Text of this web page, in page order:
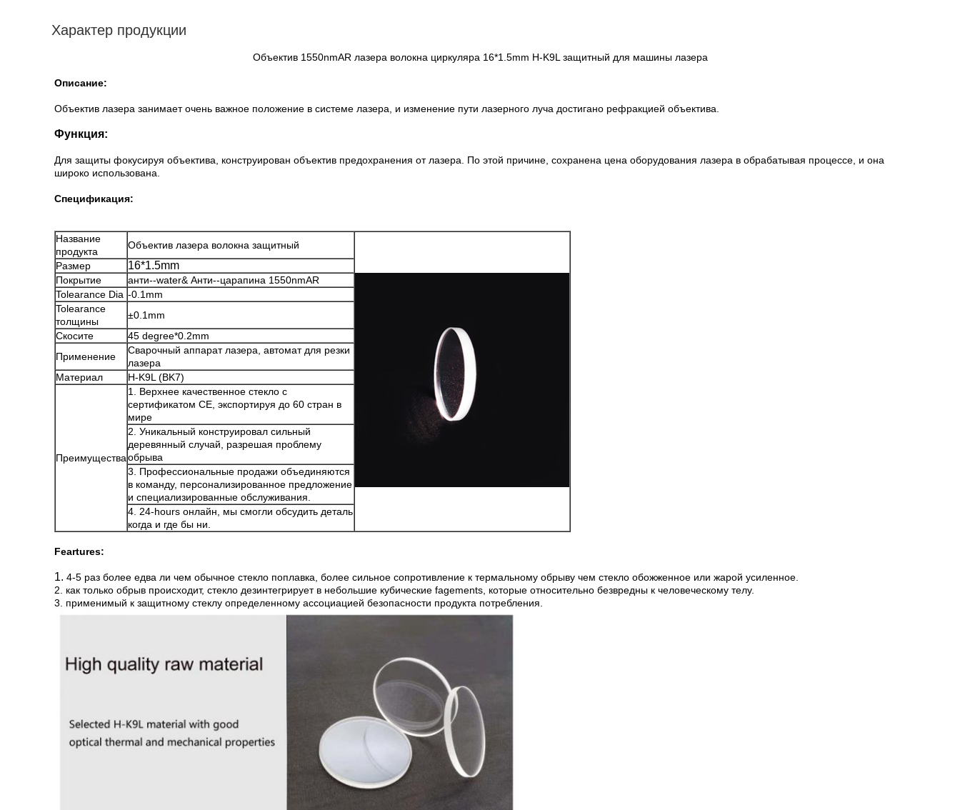
Характер продукции
Объектив 1550nmAR лазера волокна циркуляра 16*1.5mm H-K9L защитный для машины лазера
Описание:
Объектив лазера занимает очень важное положение в системе лазера, и изменение пути лазерного луча достигано рефракцией объектива.
Функция:
Для защиты фокусируя объектива, конструирован объектив предохранения от лазера. По этой причине, сохранена цена оборудования лазера в обрабатывая процессе, и она
широко использована.
Спецификация:
Название
продукта
Объектив лазера волокна защитный
Размер
16*1.5mm
Покрытие
анти--water& Анти--царапина 1550nmAR
Tolearance Dia -0.1mm
Tolearance
толщины
±0.1mm
Скосите
45 degree*0.2mm
Применение
Сварочный аппарат лазера, автомат для резки
лазера
Материал
H-K9L (BK7)
Преимущества
1. Верхнее качественное стекло с
сертификатом CE, экспортируя до 60 стран в
мире
2. Уникальный конструировал сильный
деревянный случай, разрешая проблему
обрыва
3. Профессиональные продажи объединяются
в команду, персонализированное предложение
и специализированные обслуживания.
4. 24-hours онлайн, мы смогли обсудить деталь
когда и где бы ни.
Feartures:
1. 4-5 раз более едва ли чем обычное стекло поплавка, более сильное сопротивление к термальному обрыву чем стекло обожженное или жарой усиленное.
2. как только обрыв происходит, стекло дезинтегрирует в небольшие кубические fagements, которые относительно безвредны к человеческому телу.
3.
применимый к защитному стеклу определенному ассоциацией безопасности продукта потребления.